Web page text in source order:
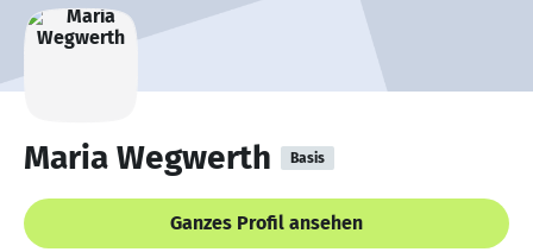
Maria Wegwerth Basis
Ganzes Profil ansehen